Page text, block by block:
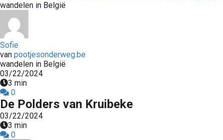
wandelen in België
Sofie
van pootjesonderweg.be
wandelen in België
03/22/2024
3 min
0
De Polders van Kruibeke
03/22/2024
3 min
0